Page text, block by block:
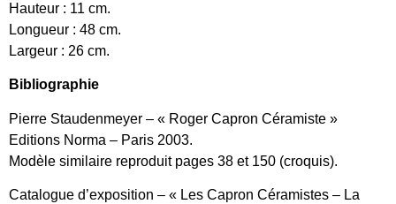
Hauteur : 11 cm.
Longueur : 48 cm.
Largeur : 26 cm.
Bibliographie
Pierre Staudenmeyer – « Roger Capron Céramiste »
Editions Norma – Paris 2003.
Modèle similaire reproduit pages 38 et 150 (croquis).
Catalogue d’exposition – « Les Capron Céramistes – La